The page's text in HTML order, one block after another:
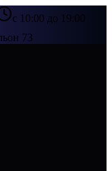
с 10:00 до 19:00
73